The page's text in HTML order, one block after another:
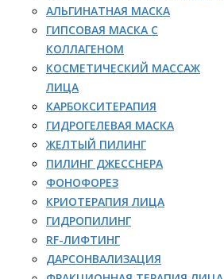
АЛЬГИНАТНАЯ МАСКА
ГИПСОВАЯ МАСКА С
КОЛЛАГЕНОМ
КОСМЕТИЧЕСКИЙ МАССАЖ
ЛИЦА
КАРБОКСИТЕРАПИЯ
ГИДРОГЕЛЕВАЯ МАСКА
ЖЕЛТЫЙ ПИЛИНГ
ПИЛИНГ ДЖЕССНЕРА
ФОНОФОРЕЗ
КРИОТЕРАПИЯ ЛИЦА
ГИДРОПИЛИНГ
RF-ЛИФТИНГ
ДАРСОНВАЛИЗАЦИЯ